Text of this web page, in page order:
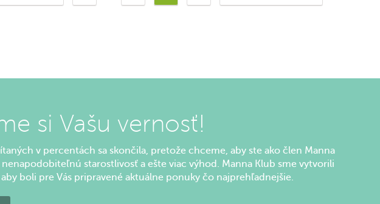
si Vašu vernosť!
v percentách sa skončila, pretože chceme, aby ste ako člen Manna
nenapodobiteľnú starostlivosť a ešte viac výhod. Manna Klub sme vytvorili
boli pre Vás pripravené aktuálne ponuky čo najprehľadnejšie.